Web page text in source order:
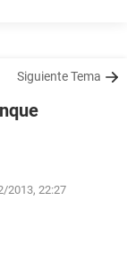
Siguiente Tema
2013, 22:27